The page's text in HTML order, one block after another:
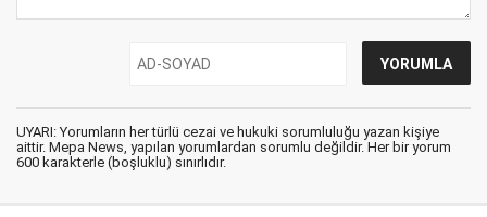
UYARI: Yorumların her türlü cezai ve hukuki sorumluluğu yazan kişiye
aittir. Mepa News, yapılan yorumlardan sorumlu değildir. Her bir yorum
600 karakterle (boşluklu) sınırlıdır.